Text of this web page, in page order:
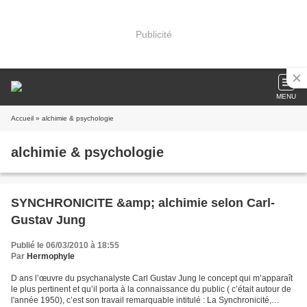
Publicité
MENU
Accueil » alchimie & psychologie
alchimie & psychologie
SYNCHRONICITE &amp; alchimie selon Carl-
Gustav Jung
Publié le 06/03/2010 à 18:55
Par Hermophyle
D ans l’œuvre du psychanalyste Carl Gustav Jung le concept qui m’apparaît
le plus pertinent et qu’il porta à la connaissance du public ( c’était autour de
l'année 1950), c’est son travail remarquable intitulé : La Synchronicité,